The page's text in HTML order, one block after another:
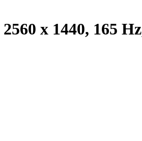
x 1440, 165